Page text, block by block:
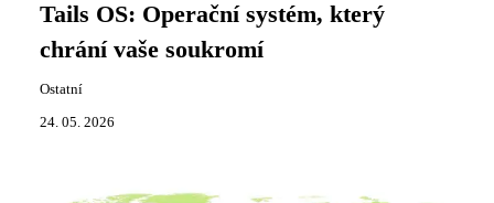
Tails OS: Operační systém, který
chrání vaše soukromí
Ostatní
24. 05. 2026